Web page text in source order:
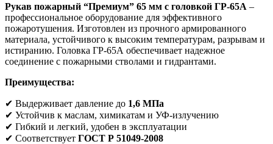
Рукав пожарный “Премиум” 65 мм с головкой ГР-65А –
профессиональное оборудование для эффективного
пожаротушения. Изготовлен из прочного армированного
материала, устойчивого к высоким температурам, разрывам и
истиранию. Головка ГР-65А обеспечивает надежное
соединение с пожарными стволами и гидрантами.
Преимущества:
✔ Выдерживает давление до 1,6 МПа
✔ Устойчив к маслам, химикатам и УФ-излучению
✔ Гибкий и легкий, удобен в эксплуатации
✔ Соответствует ГОСТ Р 51049-2008